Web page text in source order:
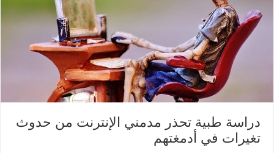
دراسة طبية تحذر مدمني الإنترنت من حدوث
تغيرات في أدمغتهم